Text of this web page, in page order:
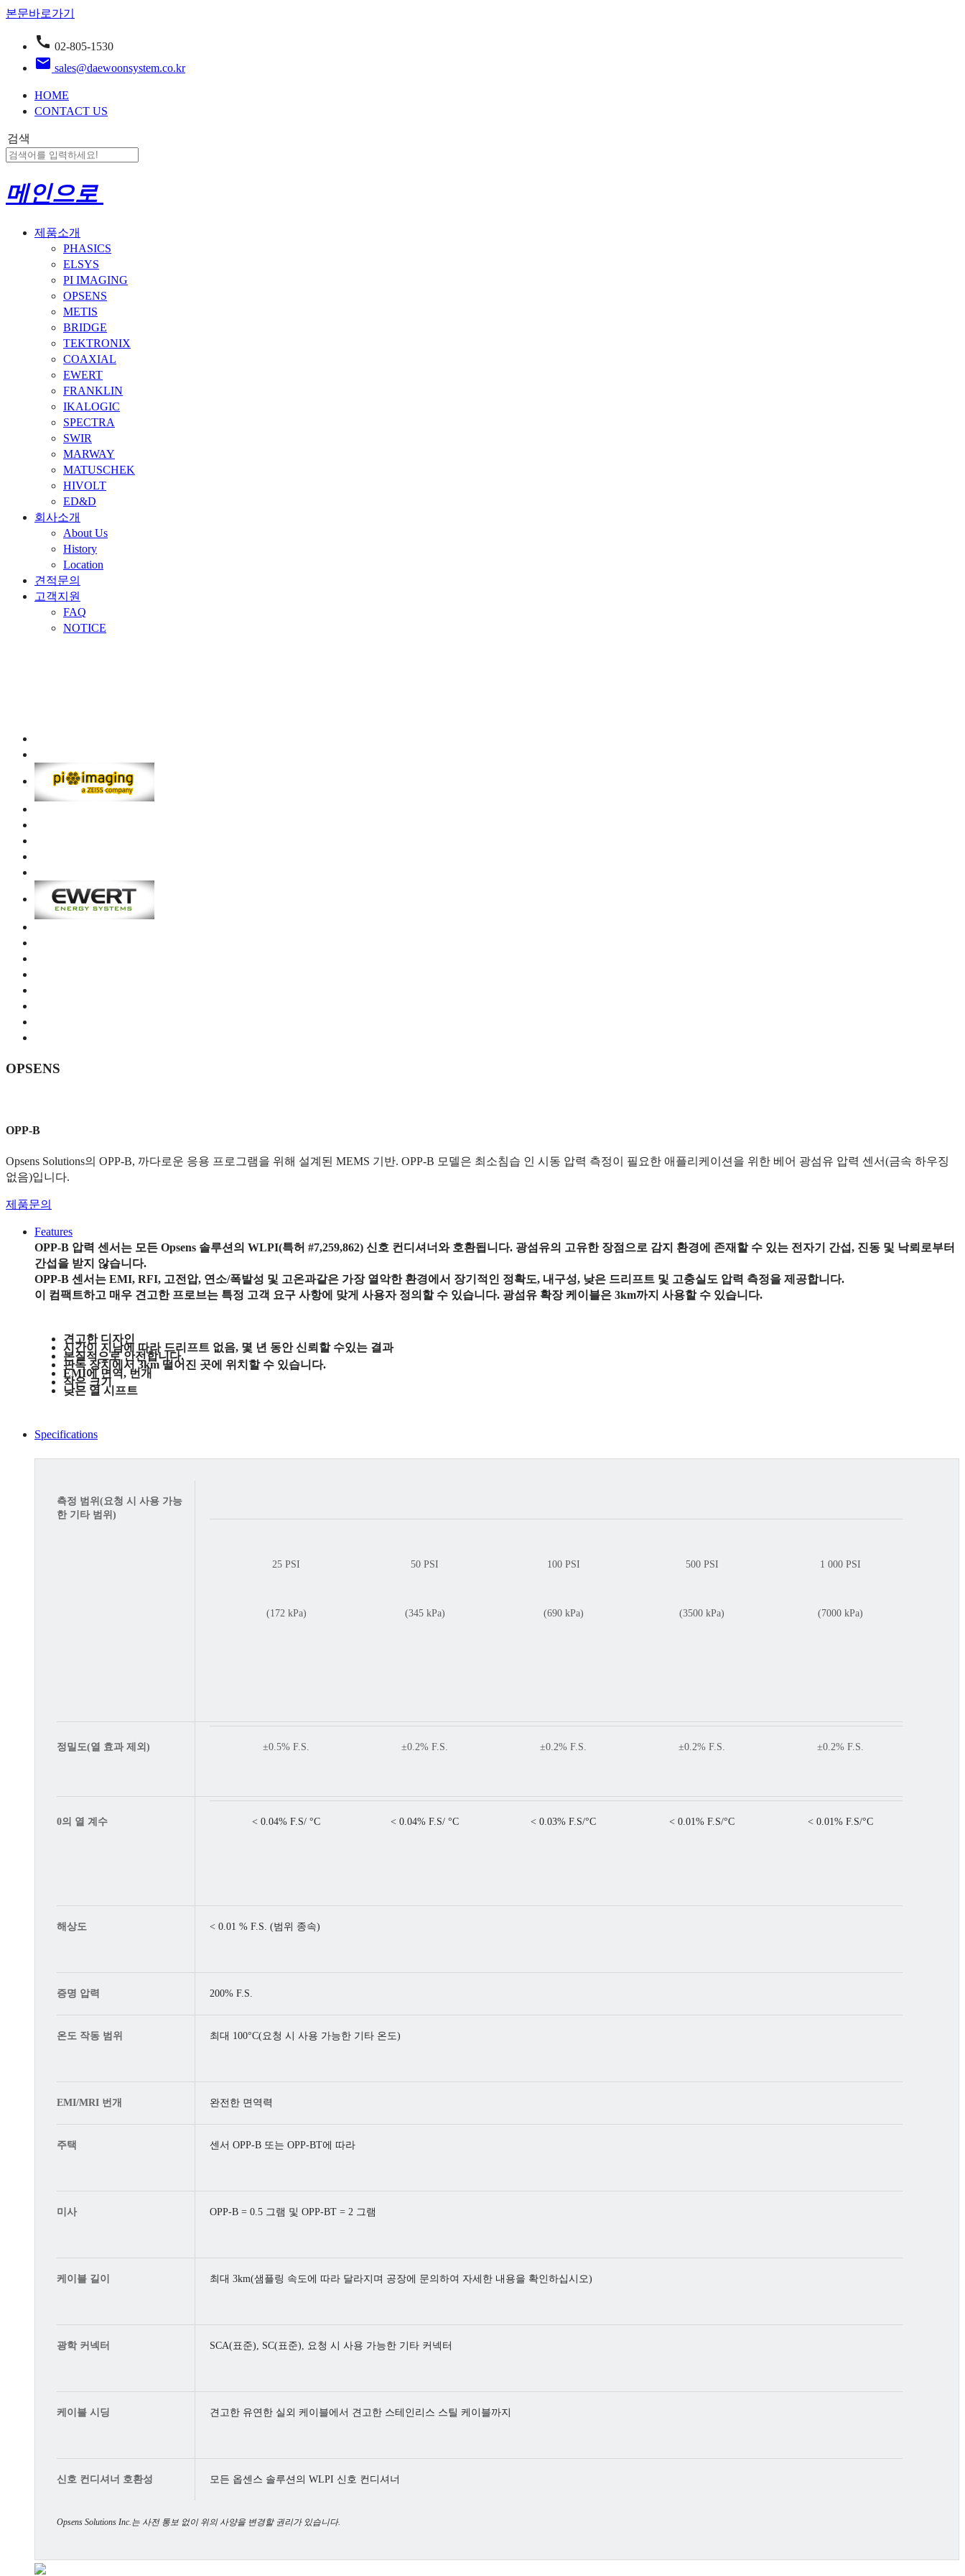
본문바로가기
call 02-805-1530
email sales@daewoonsystem.co.kr
HOME
CONTACT US
검색
메인으로
제품소개
PHASICS
ELSYS
PI IMAGING
OPSENS
METIS
BRIDGE
TEKTRONIX
COAXIAL
EWERT
FRANKLIN
IKALOGIC
SPECTRA
SWIR
MARWAY
MATUSCHEK
HIVOLT
ED&D
회사소개
About Us
History
Location
견적문의
고객지원
FAQ
NOTICE
OPSENS
OPP-B
Opsens Solutions의 OPP-B, 까다로운 응용 프로그램을 위해 설계된 MEMS 기반. OPP-B 모델은 최소침습 인 시동 압력 측정이 필요한 애플리케이션을 위한 베어 광섬유 압력 센서(금속 하우징
없음)입니다.
제품문의
Features
OPP-B 압력 센서는 모든 Opsens 솔루션의 WLPI(특허 #7,259,862) 신호 컨디셔너와 호환됩니다. 광섬유의 고유한 장점으로 감지 환경에 존재할 수 있는 전자기 간섭, 진동 및 낙뢰로부터
간섭을 받지 않습니다.
OPP-B 센서는 EMI, RFI, 고전압, 연소/폭발성 및 고온과같은 가장 열악한 환경에서 장기적인 정확도, 내구성, 낮은 드리프트 및 고충실도 압력 측정을 제공합니다.
이 컴팩트하고 매우 견고한 프로브는 특정 고객 요구 사항에 맞게 사용자 정의할 수 있습니다. 광섬유 확장 케이블은 3km까지 사용할 수 있습니다.
견고한 디자인
시간이 지남에 따라 드리프트 없음, 몇 년 동안 신뢰할 수있는 결과
본질적으로 안전합니다.
판독 장치에서 3km 떨어진 곳에 위치할 수 있습니다.
EMI에 면역, 번개
작은 크기
낮은 열 시프트
Specifications
측정 범위(요청 시 사용 가능
한 기타 범위)
25 PSI
(172 kPa)
50 PSI
(345 kPa)
100 PSI
(690 kPa)
500 PSI
(3500 kPa)
1 000 PSI
(7000 kPa)
정밀도(열 효과 제외) ±0.5% F.S. ±0.2% F.S. ±0.2% F.S. ±0.2% F.S. ±0.2% F.S.
0의 열 계수 < 0.04% F.S/ °C < 0.04% F.S/ °C < 0.03% F.S/°C < 0.01% F.S/°C < 0.01% F.S/°C
해상도 < 0.01 % F.S. (범위 종속)
증명 압력 200% F.S.
온도 작동 범위 최대 100°C(요청 시 사용 가능한 기타 온도)
EMI/MRI 번개 완전한 면역력
주택 센서 OPP-B 또는 OPP-BT에 따라
미사 OPP-B = 0.5 그램 및 OPP-BT = 2 그램
케이블 길이 최대 3km(샘플링 속도에 따라 달라지며 공장에 문의하여 자세한 내용을 확인하십시오)
광학 커넥터 SCA(표준), SC(표준), 요청 시 사용 가능한 기타 커넥터
케이블 시딩 견고한 유연한 실외 케이블에서 견고한 스테인리스 스틸 케이블까지
신호 컨디셔너 호환성 모든 옵센스 솔루션의 WLPI 신호 컨디셔너
Opsens Solutions Inc.는 사전 통보 없이 위의 사양을 변경할 권리가 있습니다.